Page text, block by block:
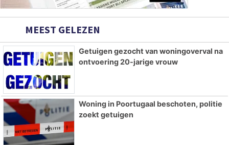
MEEST GELEZEN
Getuigen gezocht van woningoverval na
ontvoering 20-jarige vrouw
Woning in Poortugaal beschoten, politie
zoekt getuigen